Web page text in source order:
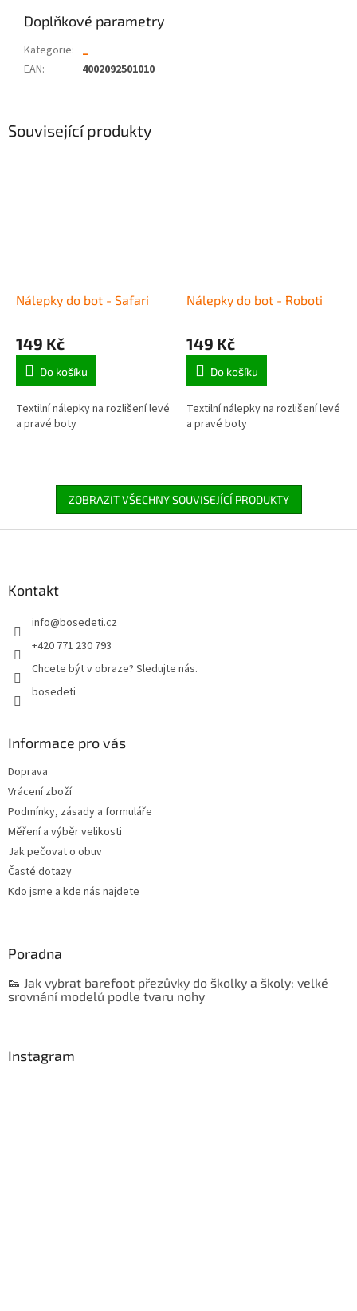
Související produkty
Nálepky do bot - Safari
149 Kč
Do košíku
Textilní nálepky na rozlišení levé
a pravé boty
Nálepky do bot - Roboti
149 Kč
Do košíku
Textilní nálepky na rozlišení levé
a pravé boty
ZOBRAZIT VŠECHNY SOUVISEJÍCÍ PRODUKTY
Doplňkové parametry
Kategorie: _
EAN: 4002092501010
Kontakt
info@bosedeti.cz
+420 771 230 793
Chcete být v obraze? Sledujte nás.
bosedeti
Informace pro vás
Doprava
Vrácení zboží
Podmínky, zásady a formuláře
Měření a výběr velikosti
Jak pečovat o obuv
Časté dotazy
Kdo jsme a kde nás najdete
Poradna
👟 Jak vybrat barefoot přezůvky do školky a školy: velké
srovnání modelů podle tvaru nohy
Instagram